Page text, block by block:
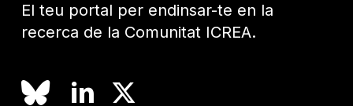
El teu portal per endinsar-te en la
recerca de la Comunitat ICREA.